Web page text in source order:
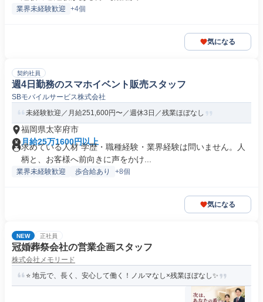
業界未経験歓迎 +4個
気になる
契約社員
週4日勤務のスマホイベント販売スタッフ
SBモバイルサービス株式会社
未経験歓迎／月給251,600円〜／週休3日／残業ほぼなし
福岡県太宰府市
月給25万1600円以上
求めている人材 学歴・職種経験・業界経験は問いません。人
柄と、お客様へ前向きに声をかけ...
業界未経験歓迎 歩合給あり +8個
気になる
NEW 正社員
冠婚葬祭会社の営業企画スタッフ
株式会社メモリード
⭐ 地元で、長く、安心して働く！ノルマなし×残業ほぼなし✨